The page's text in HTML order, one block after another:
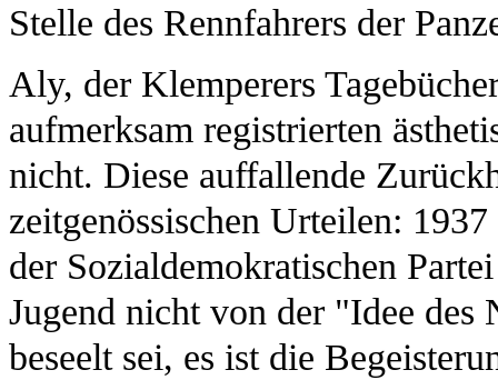
Stelle des Rennfahrers der
Aly, der Klemperers
aufmerksam registrierten
nicht. Diese auffallende
zeitgenössischen Urteilen:
der Sozialdemokratischen
Jugend nicht von der "Idee
beseelt sei, es ist die